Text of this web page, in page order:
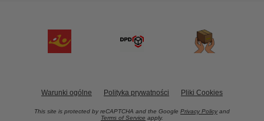
Warunki ogólne Polityka prywatności Pliki Cookies
This site is protected by reCAPTCHA and the Google Privacy Policy and
Terms of Service apply.